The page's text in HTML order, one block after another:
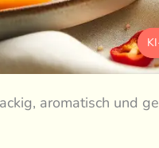
aromatisch und